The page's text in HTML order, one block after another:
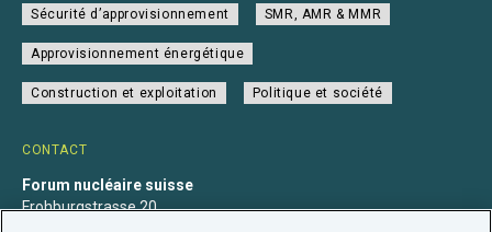
CONTACT
Forum nucléaire suisse
Frohburgstrasse 20
Sécurité d’approvisionnement SMR, AMR & MMR
Approvisionnement énergétique
Construction et exploitation Politique et société